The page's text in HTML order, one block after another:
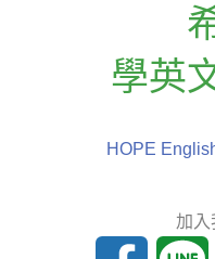
學英
HOPE
加入